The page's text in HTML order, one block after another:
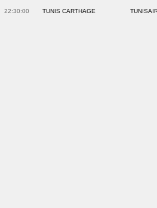
22:30:00 TUNIS CARTHAGE